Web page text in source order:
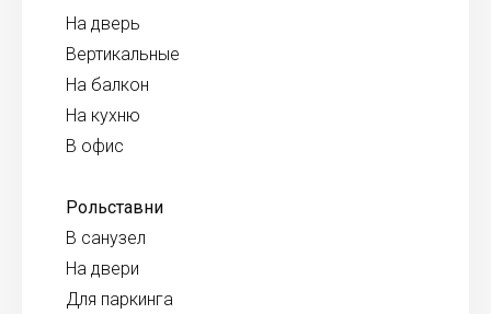
На дверь
Вертикальные
На балкон
На кухню
В офис
Рольставни
В санузел
На двери
Для паркинга